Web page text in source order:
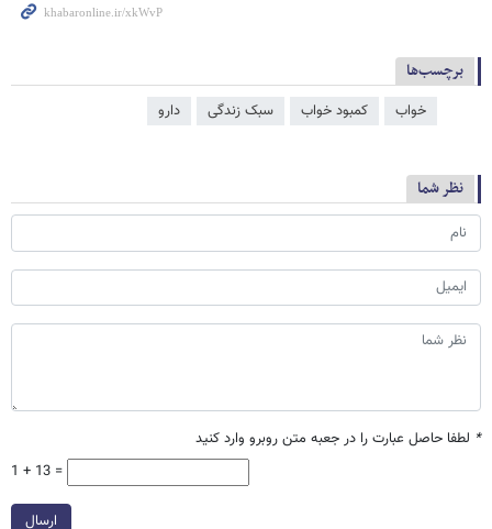
برچسب‌ها
خواب کمبود خواب سبک زندگی دارو
نظر شما
* لطفا حاصل عبارت را در جعبه متن روبرو وارد کنید
1 + 13 =
ارسال